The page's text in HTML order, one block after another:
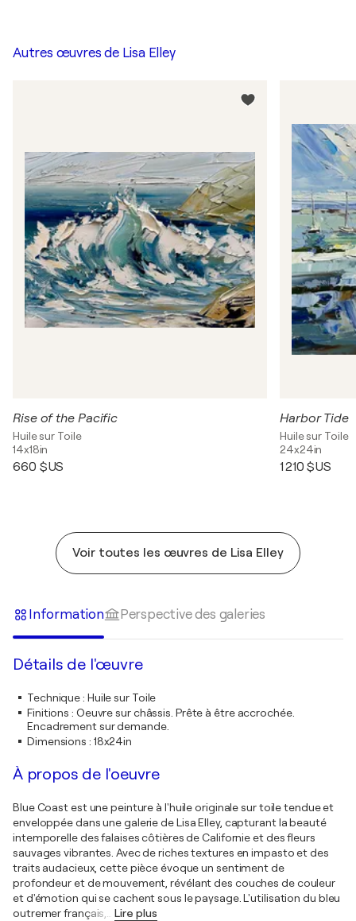
Autres œuvres de Lisa Elley
Rise of the Pacific
Huile sur Toile
14x18in
660 $US
Harbor Tide
Huile sur Toile
24x24in
1 210 $US
Voir toutes les œuvres de Lisa Elley
Information Perspective des galeries
Détails de l'œuvre
Technique: Huile sur Toile
Finitions : Oeuvre sur châssis. Prête à être accrochée.
Encadrement sur demande.
Dimensions : 18x24in
À propos de l'oeuvre
Blue Coast est une peinture à l'huile originale sur toile tendue et
enveloppée dans une galerie de Lisa Elley, capturant la beauté
intemporelle des falaises côtières de Californie et des fleurs
sauvages vibrantes. Avec de riches textures en impasto et des
traits audacieux, cette pièce évoque un sentiment de
profondeur et de mouvement, révélant des couches de couleur
et d'émotion qui se cachent sous le paysage. L'utilisation du bleu
outremer français,… Lire plus